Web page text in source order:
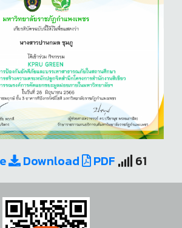
Download PDF 61